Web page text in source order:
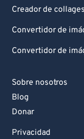
Creador de
Convertidor de
Convertidor de
Sobre nosotros
Blog
Donar
Privacidad